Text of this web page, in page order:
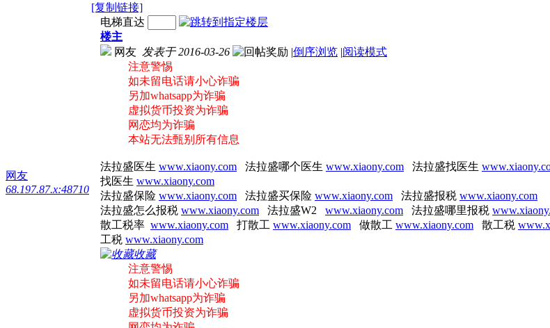
[复制链接]
网友
68.197.87.x:48710
电梯直达
楼主
网友 发表于 2016-03-26 |倒序浏览 |阅读模式
注意警惕
如未留电话请小心诈骗
另加whatsapp为诈骗
虚拟货币投资为诈骗
网恋均为诈骗
本站无法甄别所有信息
法拉盛医生 www.xiaony.com 法拉盛哪个医生 www.xiaony.com 法拉盛找医生
找医生 www.xiaony.com
法拉盛保险 www.xiaony.com 法拉盛买保险 www.xiaony.com 法拉盛报税 www.xiaony.com
法拉盛怎么报税 www.xiaony.com 法拉盛W2 www.xiaony.com 法拉盛哪里报税
散工税率 www.xiaony.com 打散工 www.xiaony.com 做散工 www.xiaony.com 散工税
工税 www.xiaony.com
收藏
注意警惕
如未留电话请小心诈骗
另加whatsapp为诈骗
虚拟货币投资为诈骗